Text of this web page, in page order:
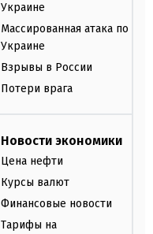
Украине
Массированная атака по
Украине
Взрывы в России
Потери врага
Новости экономики
Цена нефти
Курсы валют
Финансовые новости
Тарифы на